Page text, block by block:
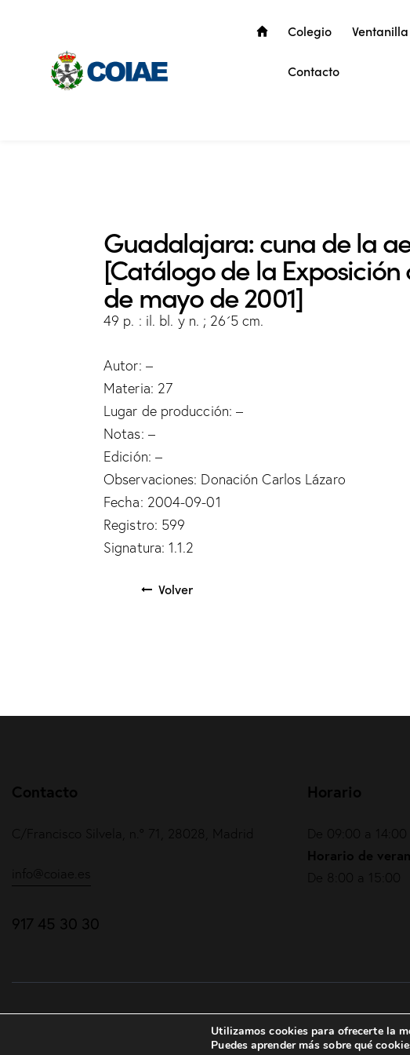
Colegio
Contacto
Guadalajara: cuna de la
[Catálogo de la
de mayo de 2001]
49 p. : il. bl. y n. ; 26´5 cm.
Autor: –
Materia: 27
Lugar de producción: –
Notas: –
Edición: –
Observaciones: Donación Carlos Lázaro
Fecha: 2004-09-01
Registro: 599
Signatura: 1.1.2
Volver
Contacto
C/Francisco Silvela, n.º 71, 28028, Madrid
info@coiae.es
917 45 30 30
Horario
De 09:00 a
Horario de
De 8:00 a 15:00
COIAE© 2026. Todos los derechos reservadosUtilizamos cookies para ofrecerte la
Puedes aprender más sobre qué